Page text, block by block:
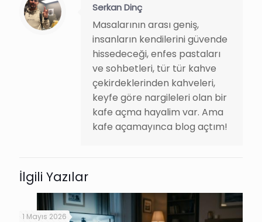
Serkan Dinç
Masalarının arası geniş,
insanların kendilerini güvende
hissedeceği, enfes pastaları
ve sohbetleri, tür tür kahve
çekirdeklerinden kahveleri,
keyfe göre nargileleri olan bir
kafe açma hayalim var. Ama
kafe açamayınca blog açtım!
İlgili Yazılar
1 Mayıs 2026